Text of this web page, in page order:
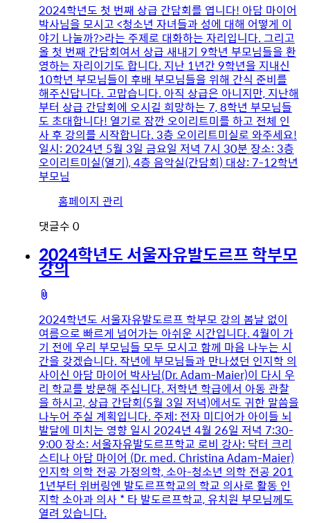
파
일
2024학년도 첫 번째 상급 간담회를 엽니다! 아담 마이어
박사님을 모시고 <청소년 자녀들과 성에 대해 어떻게 이
야기 나눌까?>라는 주제로 대화하는 자리입니다. 그리고
올 첫 번째 간담회여서 상급 새내기 9학년 부모님들을 환
영하는 자리이기도 합니다. 지난 1년간 9학년을 지내신
10학년 부모님들이 후배 부모님들을 위해 간식 준비를
해주신답니다. 고맙습니다. 아직 상급은 아니지만, 지난해
부터 상급 간담회에 오시길 희망하는 7, 8학년 부모님들
도 초대합니다! 열기로 잠깐 오이리트미를 하고 전체 인
사 후 강의를 시작합니다. 3층 오이리트미실로 와주세요!
일시: 2024년 5월 3일 금요일 저녁 7시 30분 장소: 3층
오이리트미실(열기), 4층 음악실(간담회) 대상: 7-12학년
부모님
이
지
홈페이지 관리
댓글수 0
2024학년도 서울자유발도르프 학부모
강의
파
일
2024학년도 서울자유발도르프 학부모 강의 봄날 없이
여름으로 빠르게 넘어가는 아쉬운 시간입니다. 4월이 가
기 전에 우리 부모님들 모두 모시고 함께 마음 나누는 시
간을 갖겠습니다. 작년에 부모님들과 만나셨던 인지학 의
사이신 아담 마이어 박사님(Dr. Adam-Maier)이 다시 우
리 학교를 방문해 주십니다. 저학년 학급에서 아동 관찰
을 하시고, 상급 간담회(5월 3일 저녁)에서도 귀한 말씀을
나누어 주실 계획입니다. 주제: 전자 미디어가 아이들 뇌
발달에 미치는 영향 일시 2024년 4월 26일 저녁 7:30-
9:00 장소: 서울자유발도르프학교 로비 강사: 닥터 크리
스티나 아담 마이어 (Dr. med. Christina Adam-Maier)
인지학 의학 전공 가정의학, 소아-청소년 의학 전공 201
1년부터 위버링엔 발도르프학교의 학교 의사로 활동 인
지학 소아과 의사 * 타 발도르프학교, 유치원 부모님께도
열려 있습니다.